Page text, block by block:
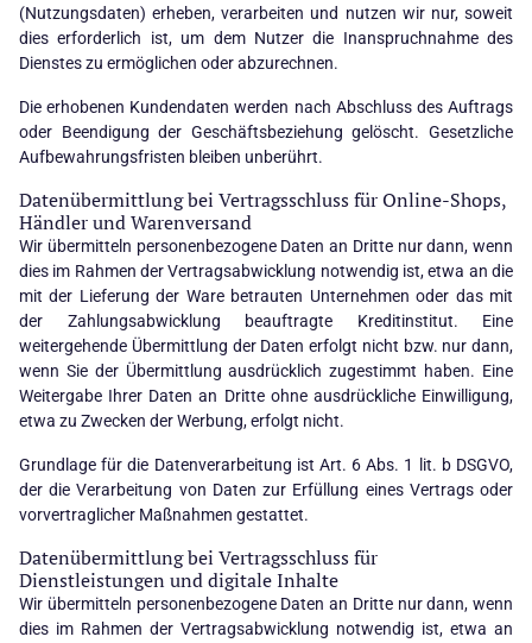
(Nutzungsdaten) erheben, verarbeiten und nutzen wir nur, soweit
dies erforderlich ist, um dem Nutzer die Inanspruchnahme des
Dienstes zu ermöglichen oder abzurechnen.
Die erhobenen Kundendaten werden nach Abschluss des Auftrags
oder Beendigung der Geschäftsbeziehung gelöscht. Gesetzliche
Aufbewahrungsfristen bleiben unberührt.
Datenübermittlung bei Vertragsschluss für Online-Shops,
Händler und Warenversand
Wir übermitteln personenbezogene Daten an Dritte nur dann, wenn
dies im Rahmen der Vertragsabwicklung notwendig ist, etwa an die
mit der Lieferung der Ware betrauten Unternehmen oder das mit
der Zahlungsabwicklung beauftragte Kreditinstitut. Eine
weitergehende Übermittlung der Daten erfolgt nicht bzw. nur dann,
wenn Sie der Übermittlung ausdrücklich zugestimmt haben. Eine
Weitergabe Ihrer Daten an Dritte ohne ausdrückliche Einwilligung,
etwa zu Zwecken der Werbung, erfolgt nicht.
Grundlage für die Datenverarbeitung ist Art. 6 Abs. 1 lit. b DSGVO,
der die Verarbeitung von Daten zur Erfüllung eines Vertrags oder
vorvertraglicher Maßnahmen gestattet.
Datenübermittlung bei Vertragsschluss für
Dienstleistungen und digitale Inhalte
Wir übermitteln personenbezogene Daten an Dritte nur dann, wenn
dies im Rahmen der Vertragsabwicklung notwendig ist, etwa an